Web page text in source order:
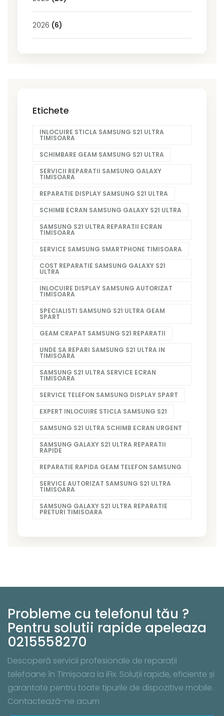
2026 (6)
Etichete
INLOCUIRE STICLA SAMSUNG S21 ULTRA
TIMISOARA
SCHIMBARE GEAM SAMSUNG S21 ULTRA
SERVICII REPARATII SAMSUNG GALAXY
TIMISOARA
REPARATIE DISPLAY SAMSUNG S21 ULTRA
SCHIMB ECRAN SAMSUNG GALAXY S21 ULTRA
SAMSUNG S21 ULTRA REPARATII ECRAN
TIMISOARA
SERVICE SAMSUNG SMARTPHONE TIMISOARA
COST REPARATIE SAMSUNG GALAXY S21
ULTRA
INLOCUIRE DISPLAY SAMSUNG AUTORIZAT
TIMISOARA
SPECIALISTI SAMSUNG S21 ULTRA GEAM
SPART
GEAM CRAPAT SAMSUNG S21 REPARATII
UNDE SA REPARI SAMSUNG S21 ULTRA IN
TIMISOARA
SAMSUNG S21 ULTRA SERVICE ECRAN
TIMISOARA
SERVICE TELEFON SAMSUNG DISPLAY SPART
EXPERT INLOCUIRE STICLA SAMSUNG S21
SAMSUNG S21 ULTRA SCHIMB ECRAN URGENT
SAMSUNG GALAXY S21 ULTRA REPARATII
RAPIDE
REPARATIE RAPIDA GEAM TELEFON SAMSUNG
SERVICE AUTORIZAT SAMSUNG S21 ULTRA
TIMISOARA
SAMSUNG GALAXY S21 ULTRA REPARATIE
PRETURI TIMISOARA
Probleme cu telefonul tău ?
Pentru solutii rapide apeleaza
0215558270
Descoperă servicii profesionale de reparații
telefoane în Timișoara la iFix. Soluții rapide, eficiente și
garantate pentru toate tipurile de dispozitive mobile.
Contactează-ne acum